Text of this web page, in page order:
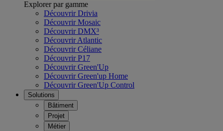
Explorer par gamme
Découvrir Drivia
Découvrir Mosaic
Découvrir DMX³
Découvrir Atlantic
Découvrir Céliane
Découvrir P17
Découvrir Green'Up
Découvrir Green'up Home
Découvrir Green'Up Control
Solutions
Bâtiment
Projet
Métier